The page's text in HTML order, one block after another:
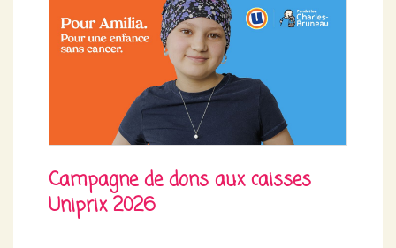
Campagne de dons aux caisses
Uniprix 2026